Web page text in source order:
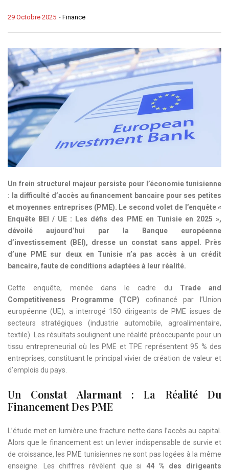
- Finance
29 Octobre 2025
Un frein structurel majeur persiste pour l’économie tunisienne
: la difficulté d’accès au financement bancaire pour ses petites
et moyennes entreprises (PME). Le second volet de l’enquête «
Enquête BEI / UE : Les défis des PME en Tunisie en 2025 »,
dévoilé aujourd’hui par la Banque européenne
d’investissement (BEI), dresse un constat sans appel. Près
d’une PME sur deux en Tunisie n’a pas accès à un crédit
bancaire, faute de conditions adaptées à leur réalité.
Cette enquête, menée dans le cadre du Trade and
Competitiveness Programme (TCP) cofinancé par l’Union
européenne (UE), a interrogé 150 dirigeants de PME issues de
secteurs stratégiques (industrie automobile, agroalimentaire,
textile). Les résultats soulignent une réalité préoccupante pour un
tissu entrepreneurial où les PME et TPE représentent 95 % des
entreprises, constituant le principal vivier de création de valeur et
d’emplois du pays.
Un Constat Alarmant : La Réalité Du
Financement Des PME
L’étude met en lumière une fracture nette dans l’accès au capital.
Alors que le financement est un levier indispensable de survie et
de croissance, les PME tunisiennes ne sont pas logées à la même
enseigne. Les chiffres révèlent que si 44 % des dirigeants